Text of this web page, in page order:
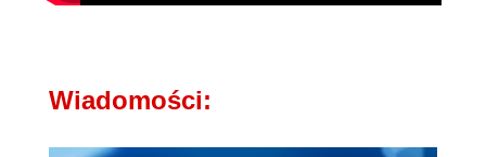
Wiadomości: